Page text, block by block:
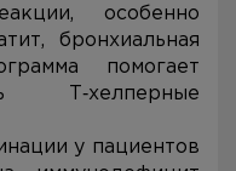
особенно
бронхиальная
помогает
Т‑хелперные
у пациентов